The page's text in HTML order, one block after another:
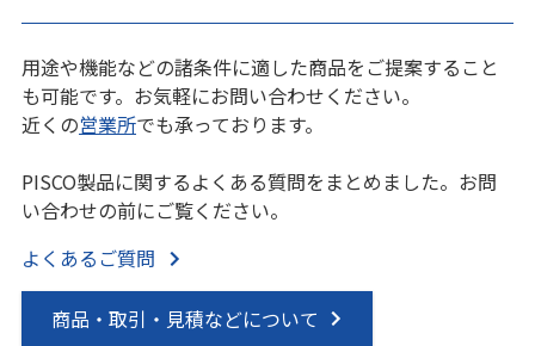
用途や機能などの諸条件に適した商品をご提案すること
も可能です。お気軽にお問い合わせください。
近くの営業所でも承っております。
PISCO製品に関するよくある質問をまとめました。お問
い合わせの前にご覧ください。
よくあるご質問
商品・取引・見積などについて